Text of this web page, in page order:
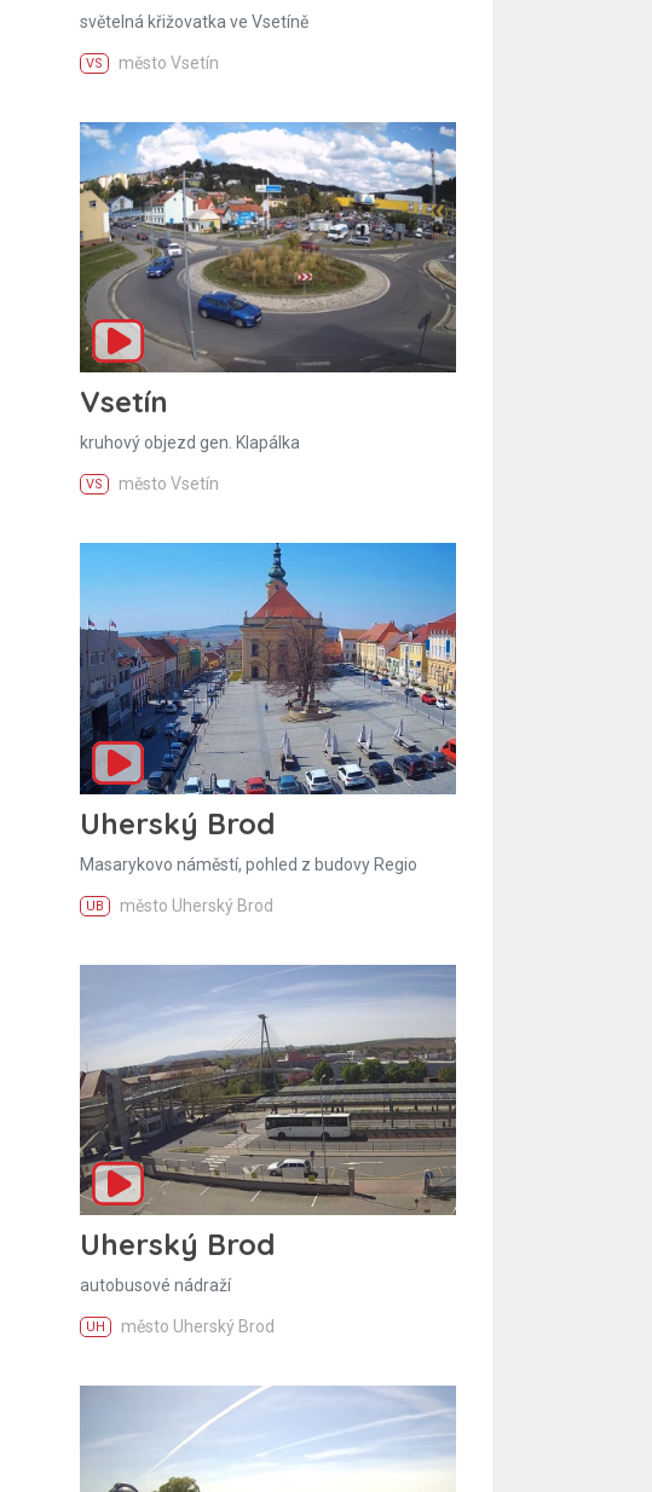
světelná křižovatka ve Vsetíně
VS město Vsetín
Vsetín
kruhový objezd gen. Klapálka
VS město Vsetín
Uherský Brod
Masarykovo náměstí, pohled z budovy Regio
UB město Uherský Brod
Uherský Brod
autobusové nádraží
UH město Uherský Brod